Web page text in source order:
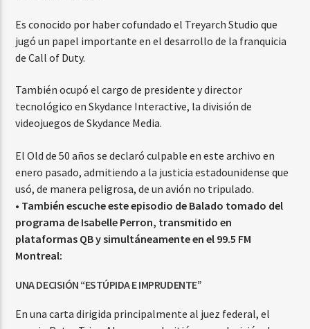
Es conocido por haber cofundado el Treyarch Studio que
jugó un papel importante en el desarrollo de la franquicia
de Call of Duty.
También ocupó el cargo de presidente y director
tecnológico en Skydance Interactive, la división de
videojuegos de Skydance Media.
El Old de 50 años se declaró culpable en este archivo en
enero pasado, admitiendo a la justicia estadounidense que
usó, de manera peligrosa, de un avión no tripulado.
• También escuche este episodio de Balado tomado del
programa de Isabelle Perron, transmitido en
plataformas QB y simultáneamente en el 99.5 FM
Montreal:
UNA DECISIÓN “ESTÚPIDA E IMPRUDENTE”
En una carta dirigida principalmente al juez federal, el